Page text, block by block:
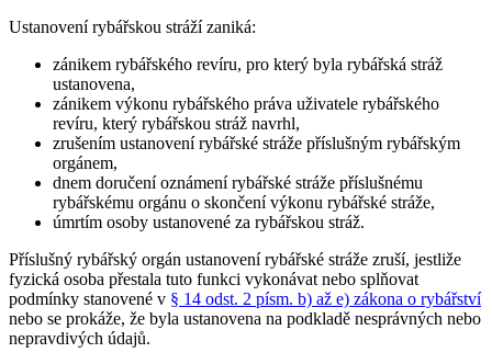
Ustanovení rybářskou stráží zaniká:
zánikem rybářského revíru, pro který byla rybářská stráž
ustanovena,
zánikem výkonu rybářského práva uživatele rybářského
revíru, který rybářskou stráž navrhl,
zrušením ustanovení rybářské stráže příslušným rybářským
orgánem,
dnem doručení oznámení rybářské stráže příslušnému
rybářskému orgánu o skončení výkonu rybářské stráže,
úmrtím osoby ustanovené za rybářskou stráž.
Příslušný rybářský orgán ustanovení rybářské stráže zruší, jestliže
fyzická osoba přestala tuto funkci vykonávat nebo splňovat
podmínky stanovené v § 14 odst. 2 písm. b) až e) zákona o rybářství
nebo se prokáže, že byla ustanovena na podkladě nesprávných nebo
nepravdivých údajů.